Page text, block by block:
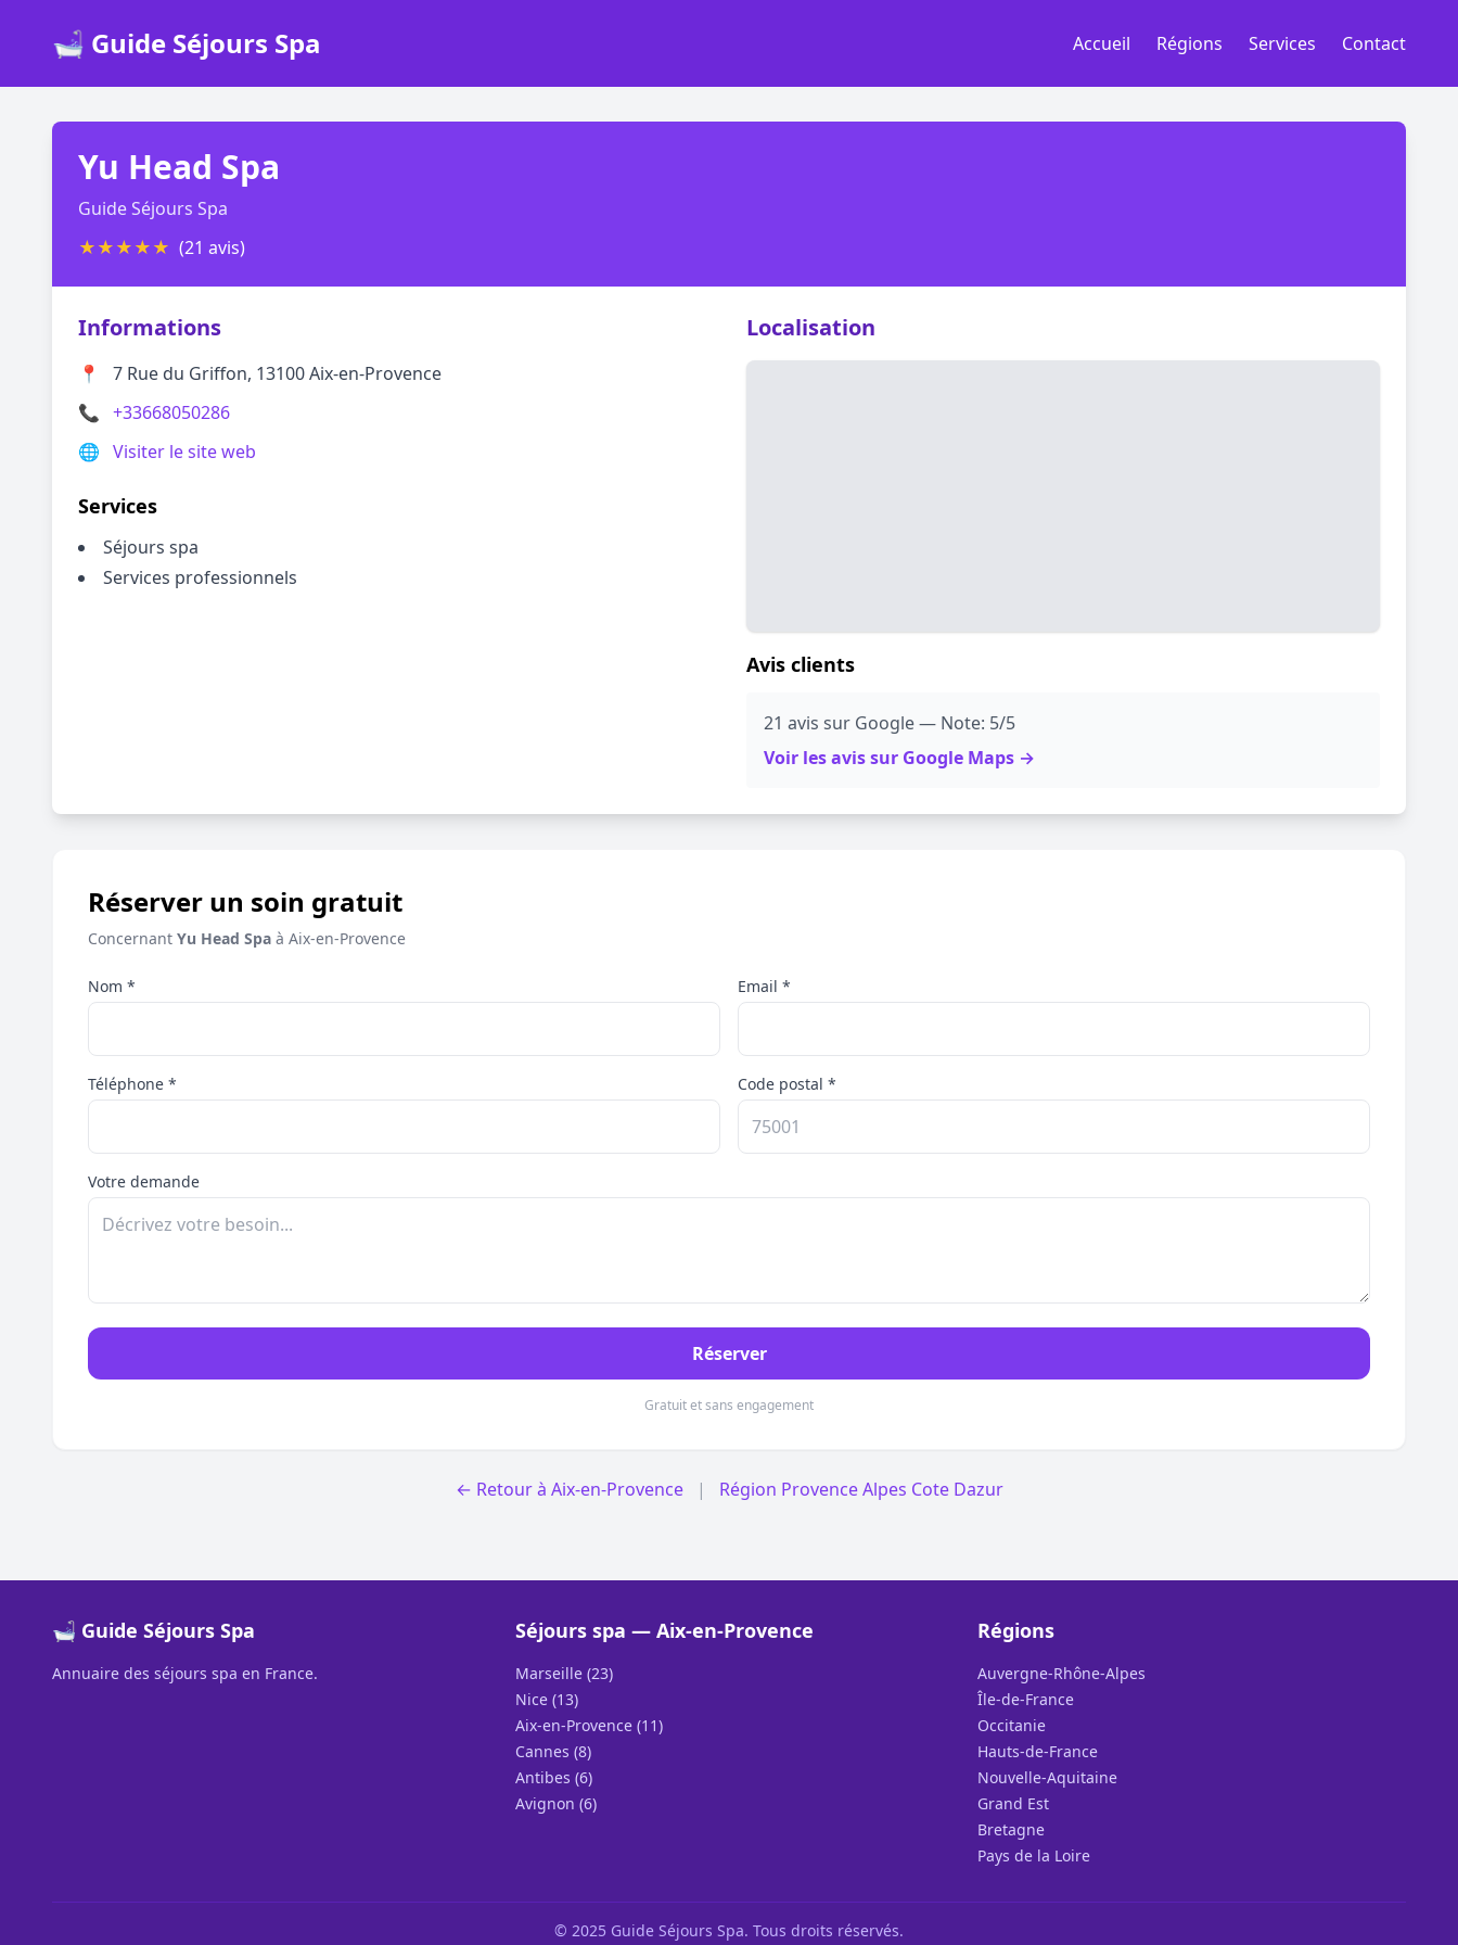
🛁 Guide Séjours Spa Accueil Régions Services Contact
Yu Head Spa
Guide Séjours Spa
★★★★★ (21 avis)
Informations
📍
7 Rue du Griffon, 13100 Aix-en-Provence
📞 +33668050286
🌐 Visiter le site web
Services
Séjours spa
Services professionnels
Localisation
Avis clients
21 avis sur Google — Note: 5/5
Voir les avis sur Google Maps →
Réserver un soin gratuit
Concernant Yu Head Spa à Aix-en-Provence
Nom * Email *
Téléphone * Code postal *
Votre demande
Réserver
Gratuit et sans engagement
← Retour à Aix-en-Provence | Région Provence Alpes Cote Dazur
🛁 Guide Séjours Spa
Annuaire des séjours spa en France.
Séjours spa — Aix-en-Provence
Marseille (23)
Nice (13)
Aix-en-Provence (11)
Cannes (8)
Antibes (6)
Avignon (6)
Régions
Auvergne-Rhône-Alpes
Île-de-France
Occitanie
Hauts-de-France
Nouvelle-Aquitaine
Grand Est
Bretagne
Pays de la Loire
© 2025 Guide Séjours Spa. Tous droits réservés.